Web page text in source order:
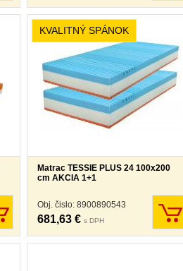
KVALITNÝ SPÁNOK
Matrac TESSIE PLUS 24 100x200
cm AKCIA 1+1
Obj. čislo: 8900890543
681,63 € s DPH